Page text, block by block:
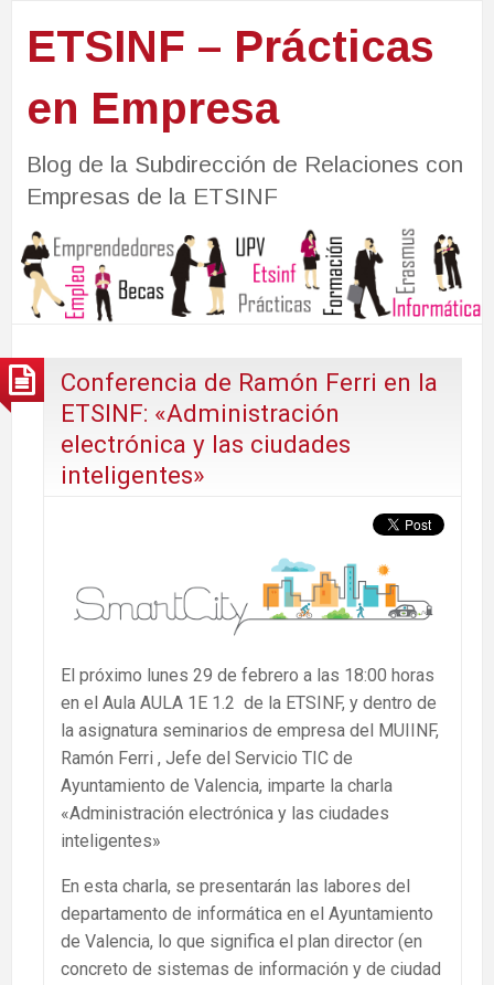
ETSINF – Prácticas
en Empresa
Blog de la Subdirección de Relaciones con
Empresas de la ETSINF
Conferencia de Ramón Ferri en la
ETSINF: «Administración
electrónica y las ciudades
inteligentes»
El próximo lunes 29 de febrero a las 18:00 horas
en el Aula AULA 1E 1.2 de la ETSINF, y dentro de
la asignatura seminarios de empresa del MUIINF,
Ramón Ferri , Jefe del Servicio TIC de
Ayuntamiento de Valencia, imparte la charla
«Administración electrónica y las ciudades
inteligentes»
En esta charla, se presentarán las labores del
departamento de informática en el Ayuntamiento
de Valencia, lo que significa el plan director (en
concreto de sistemas de información y de ciudad